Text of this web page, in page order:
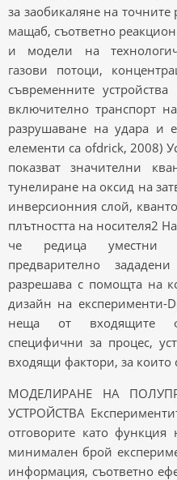
за заобикаляне на
мащаб, съответно
и модели на
газови потоци,
съвременните
включително транспорт
разрушаване на удара и
елементи са ofdrick, 2008)
показват значителни
тунелиране на оксид на
инверсионния слой,
плътността на носителя2
че редица уместни
предварително
разрешава с помощта на
дизайн на експерименти-
неща от входящите
специфични за процес,
входящи фактори, за които
МОДЕЛИРАНЕ НА
УСТРОЙСТВА
отговорите като
минимален брой
информация, съответно